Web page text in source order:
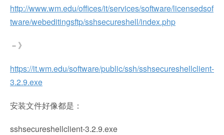
http://www.wm.edu/offices/it/services/software/licensedsof
tware/webeditingsftp/sshsecureshell/index.php
－》
https://it.wm.edu/software/public/ssh/sshsecureshellclient-
3.2.9.exe
安装文件好像都是：
sshsecureshellclient-3.2.9.exe